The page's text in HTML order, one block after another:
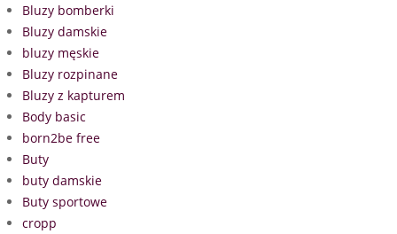
Bluzy bomberki
Bluzy damskie
bluzy męskie
Bluzy rozpinane
Bluzy z kapturem
Body basic
born2be free
Buty
buty damskie
Buty sportowe
cropp